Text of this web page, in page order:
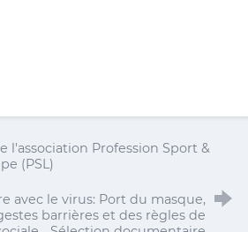
l'association Profession Sport &
(PSL)
avec le virus: Port du masque,
barrières et des règles de